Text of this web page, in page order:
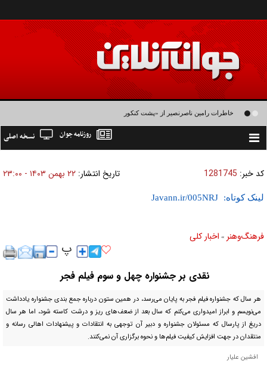
خاطرات رامین ناصرنصیر از «پشت‌ کنکوری‌ها» و رضا داوودنژاد: رضا کودک درون فعالی
Toggle
نسخه اصلی روزنامه جوان
کد خبر: 1281745 تاریخ انتشار: ۲۲ بهمن ۱۴۰۳ - ۲۳:۰۰
لینک کوتاه:
فرهنگ‌و‌هنر » اخبار كلی
نقدی بر جشنواره چهل و سوم فیلم فجر
هر سال که جشنواره فیلم فجر به پایان می‌رسد، در همین ستون درباره جمع بندی جشنواره یادداشت
می‌نویسم و ابراز امیدواری می‌کنم که سال بعد از ضعف‌های ریز و درشت کاسته شود، اما هر سال
دریغ از پارسال که مسئولان جشنواره و دبیر آن توجهی به انتقادات و پیشنهادات اهالی رسانه و
منتقدان در جهت افزایش کیفیت فیلم‌ها و نحوه برگزاری آن نمی‌کنند.
افشين عليار